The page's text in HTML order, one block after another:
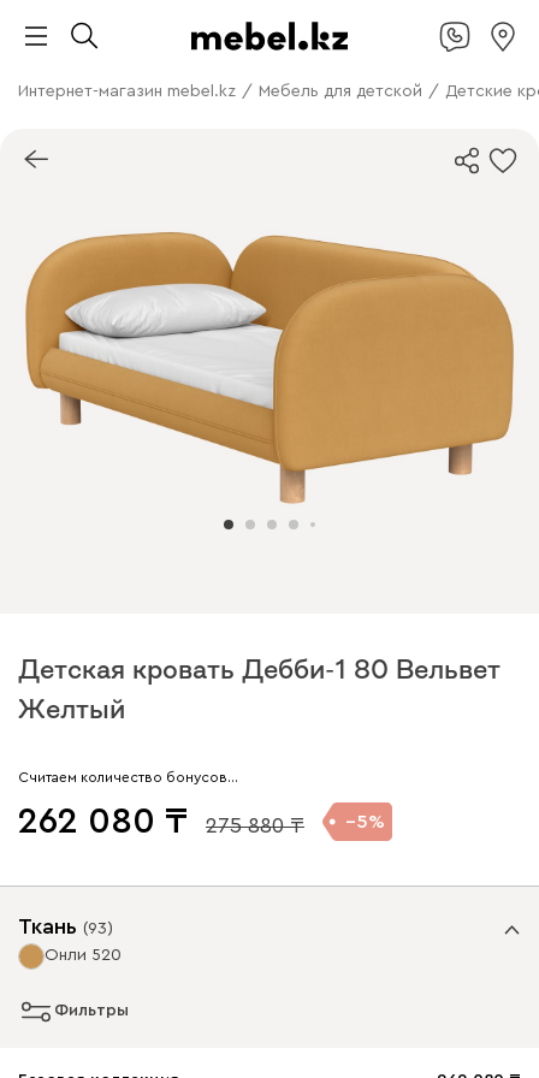
Интернет-магазин mebel.kz / Мебель для детской / Детские
Детская кровать Дебби-1 80 Вельвет
Желтый
Считаем количество бонусов…
262 080 275 880 5
Ткань (93)
Онли 520
Фильтры